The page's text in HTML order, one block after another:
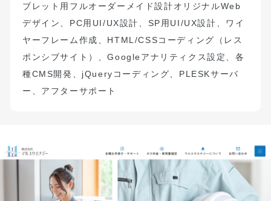
ブレット用フルオーダーメイド設計オリジナルWeb
デザイン、 PC用 UI/UX設計、 SP 用 UI/UX設計、ワイ
ヤーフレーム作成、 HTML/CSSコーディング（ レス
ポンシブサイト）
、Googleアナリティクス設定、各
種CMS開発、 jQuery コーディング、 PLESKサーバ
ー、アフターサポート